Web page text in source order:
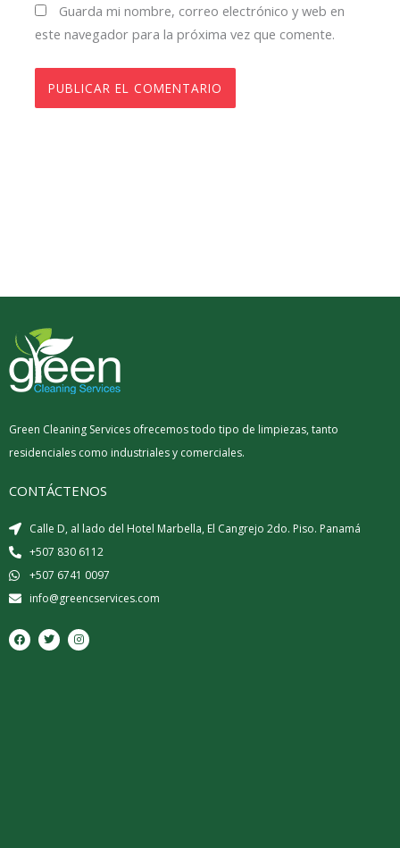
Guarda mi nombre, correo electrónico y web en
este navegador para la próxima vez que comente.
Green Cleaning Services ofrecemos todo tipo de limpiezas, tanto
residenciales como industriales y comerciales.
CONTÁCTENOS
Calle D, al lado del Hotel Marbella, El Cangrejo 2do. Piso. Panamá
+507 830 6112
+507 6741 0097
info@greencservices.com
F
a
c
T
w
i
I
n
s